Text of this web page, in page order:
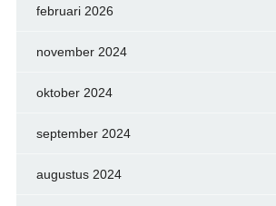
februari 2026
november 2024
oktober 2024
september 2024
augustus 2024